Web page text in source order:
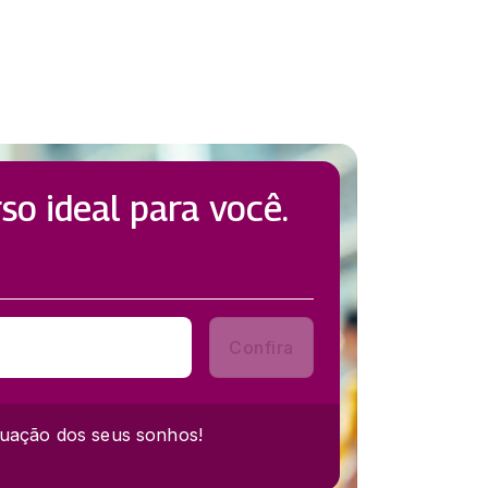
ideal para você.
Confira
dos seus sonhos!